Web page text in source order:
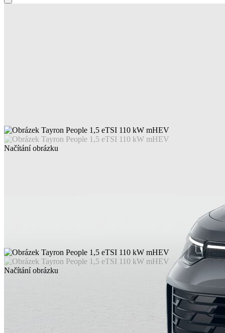
Načítání obrázku
Načítání obrázku